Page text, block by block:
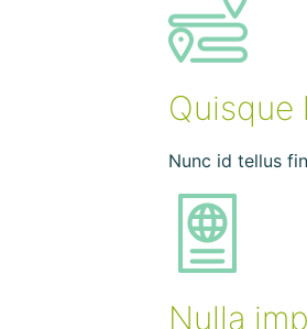
Quisque
Nunc id tellus
Nulla